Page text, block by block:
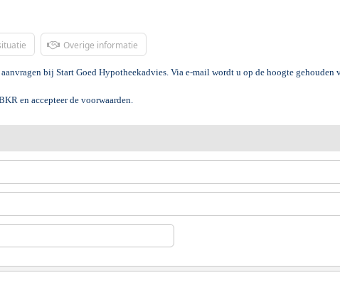
Overige informatie
bij Start Goed Hypotheekadvies. Via e-mail wordt u op de hoogte gehouden
en accepteer de voorwaarden.